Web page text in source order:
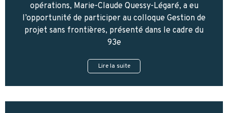
opérations, Marie-Claude Quessy-Légaré, a eu
l’opportunité de participer au colloque Gestion de
projet sans frontières, présenté dans le cadre du
93e
Lire la suite